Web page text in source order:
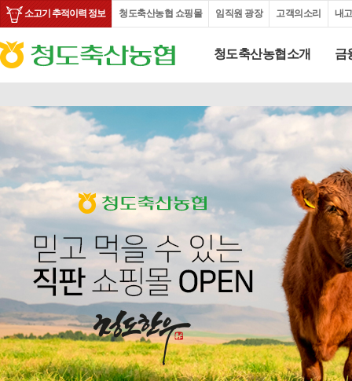
소고기 추적이력 정보 청도축산농협 쇼핑몰 임직원 광장 고객의소리 내
청도축산농협소개 금